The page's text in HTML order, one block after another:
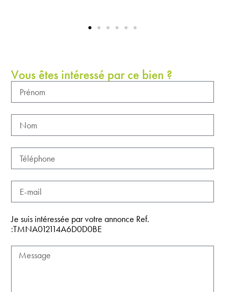
Vous êtes intéressé par ce bien ?
Je suis intéressée par votre annonce Ref.
:TMNA012114A6D0D0BE